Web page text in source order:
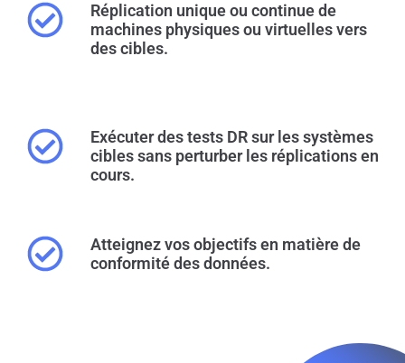
Réplication unique ou continue de
machines physiques ou virtuelles vers
des cibles.
Exécuter des tests DR sur les systèmes
cibles sans perturber les réplications en
cours.
Atteignez vos objectifs en matière de
conformité des données.